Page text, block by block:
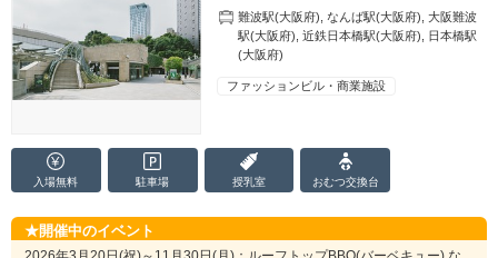
難波駅(大阪府) ,なんば駅(大阪府) ,大阪難波
駅(大阪府) ,近鉄日本橋駅(大阪府)
日本橋駅
(大阪府)
ファッションビル・商業施設
入場無料 駐車場 授乳室 おむつ交換台
開催中のイベント